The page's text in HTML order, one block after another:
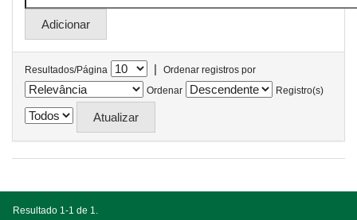
Resultados/Página |
Ordenar registros por
Ordenar
Registro(s)
Resultado 1-1 de 1.